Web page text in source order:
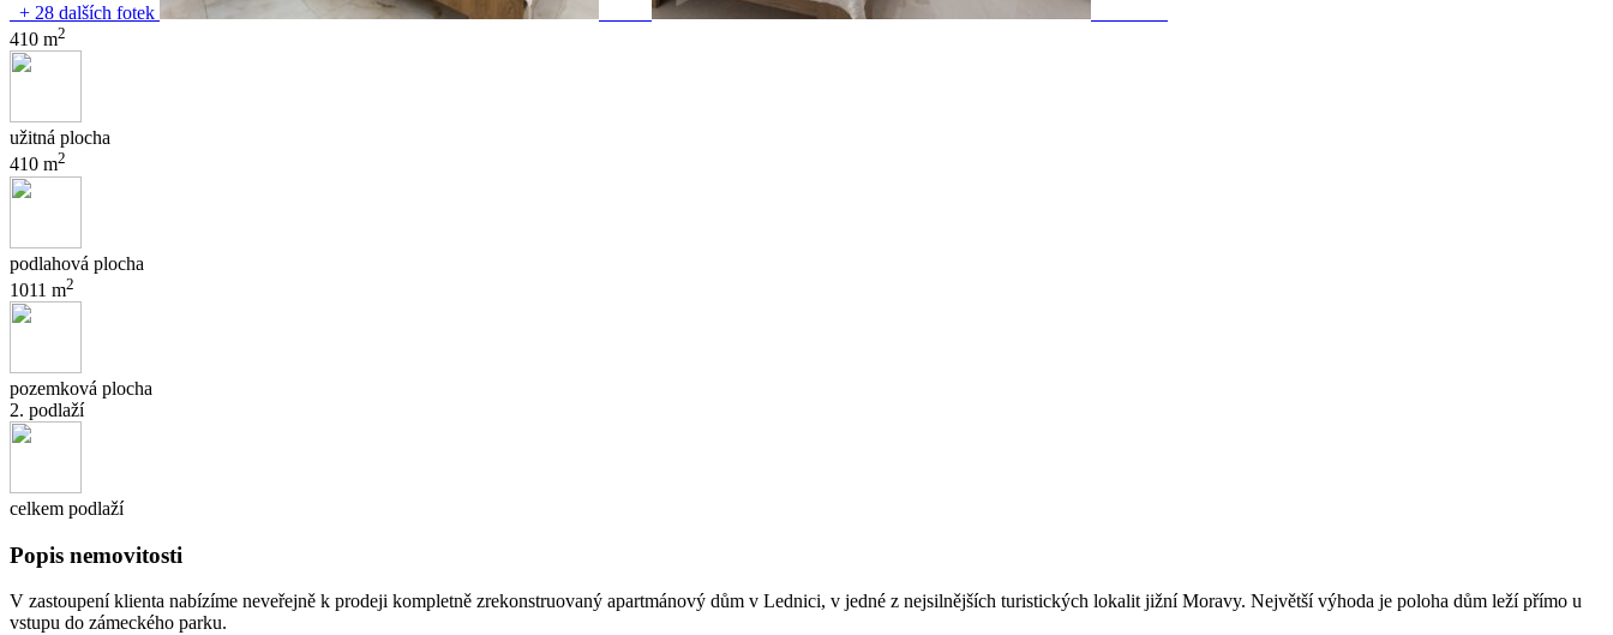
+ 28 dalších fotek
410 m2
užitná plocha
410 m2
podlahová plocha
1011 m2
pozemková plocha
2. podlaží
celkem podlaží
Popis nemovitosti
V zastoupení klienta nabízíme neveřejně k prodeji kompletně zrekonstruovaný apartmánový dům v Lednici, v jedné z nejsilnějších turistických lokalit jižní Moravy. Největší výhoda je poloha dům leží přímo u
vstupu do zámeckého parku.